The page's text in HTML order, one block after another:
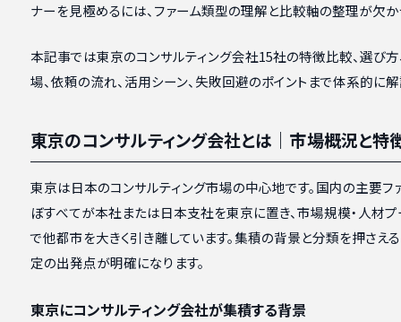
ナーを見極めるには、ファーム類型の理解と比較軸の整理が欠か
本記事では東京のコンサルティング会社15社の特徴比較、選び方
場、依頼の流れ、活用シーン、失敗回避のポイントまで体系的に解
東京のコンサルティング会社とは｜市場概況と特
東京は日本のコンサルティング市場の中心地です。国内の主要フ
ぼすべてが本社または日本支社を東京に置き、市場規模・人材
で他都市を大きく引き離しています。集積の背景と分類を押さえる
定の出発点が明確になります。
東京にコンサルティング会社が集積する背景